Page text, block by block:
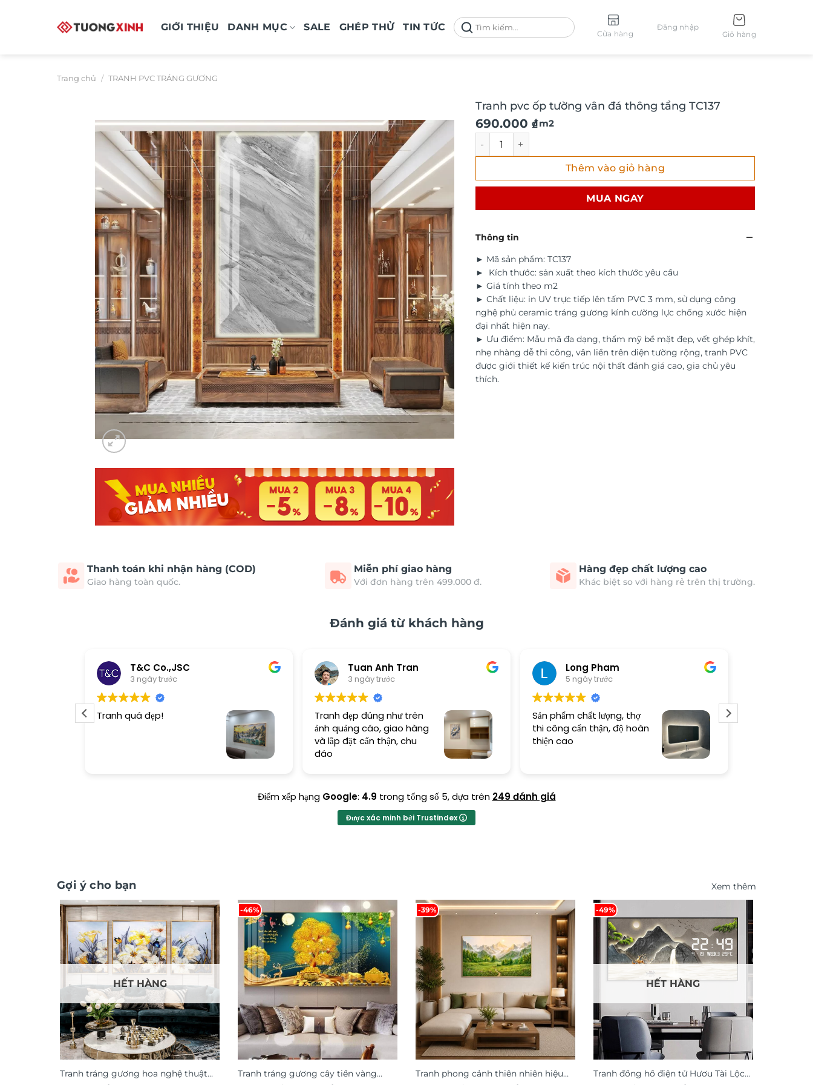
GIỚI THIỆU DANH MỤC SALE GHÉP THỬ TIN TỨC
Tìm
kiếm:
Cửa hàng
Đăng nhập
Giỏ hàng
Trang chủ / TRANH PVC TRÁNG GƯƠNG
Tranh pvc ốp tường vân đá thông tầng TC137
690.000 ₫
/ m2
Tranh pvc ốp tường vân đá thông tầng TC137 số lượng
Thêm vào giỏ hàng
MUA NGAY
Thông tin
► Mã sản phẩm: TC137
► Kích thước: sản xuất theo kích thước yêu cầu
► Giá tính theo m2
► Chất liệu: in UV trực tiếp lên tấm PVC 3 mm, sử dụng công
nghệ phủ ceramic tráng gương kính cường lực chống xước hiện
đại nhất hiện nay.
► Ưu điểm: Mẫu mã đa dạng, thẩm mỹ bề mặt đẹp, vết ghép khít,
nhẹ nhàng dễ thi công, vân liền trên diện tường rộng, tranh PVC
được giới thiết kế kiến trúc nội thất đánh giá cao, gia chủ yêu
thích.
Thanh toán khi nhận hàng (COD)
Giao hàng toàn quốc.
Miễn phí giao hàng
Với đơn hàng trên 499.000 đ.
Hàng đẹp chất lượng cao
Khác biệt so với hàng rẻ trên thị trường.
Đánh giá từ khách hàng
T&C Co.,JSC
3 ngày trước
Tranh quá đẹp!
Tuan Anh Tran
3 ngày trước
Tranh đẹp đúng như trên
ảnh quảng cáo, giao hàng
và lắp đặt cẩn thận, chu
đáo
Long Pham
5 ngày trước
Sản phẩm chất lượng, thợ
thi công cẩn thận, độ hoàn
thiện cao
Điểm xếp hạng Google: 4.9 trong tổng số 5, dựa trên 249 đánh giá
Được xác minh bởi Trustindex
Gợi ý cho bạn Xem thêm
HẾT HÀNG
Tranh tráng gương hoa nghệ thuật
-46%
Tranh tráng gương cây tiền vàng
-39%
Tranh phong cảnh thiên nhiên hiệu
-49%
HẾT HÀNG
Tranh đồng hồ điện tử Hươu Tài Lộc